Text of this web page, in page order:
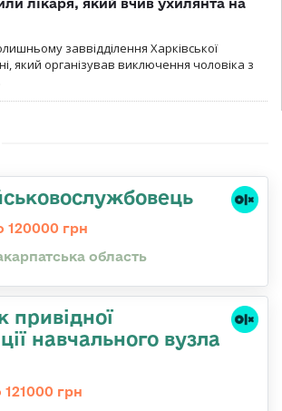
лікаря, який вчив ухилянта на
заввідділення Харківської
який організував виключення чоловіка з
120000 грн
область
привідної
навчального вузла
121000 грн